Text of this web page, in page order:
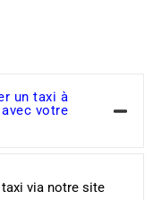
un taxi à
votre
via notre site